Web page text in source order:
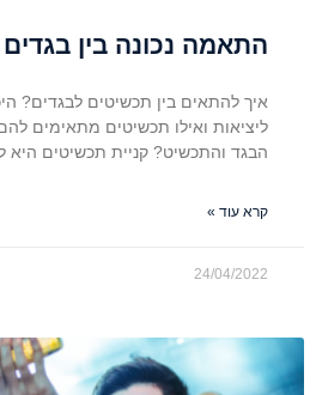
התאמה נכונה בין
איך להתאים בין תכשיטים לבגדים?
ליציאות ואילו תכשיטים מתאימים
הבגד והתכשיט? קניית תכשיטים היא
קרא עוד »
24/04/2022